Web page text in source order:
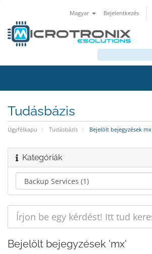
Magyar Bejelentkezés
Tudásbázis
Ügyfélkapu Tudásbázis Bejelölt bejegyzések mx
Kategóriák
Bejelölt bejegyzések 'mx'